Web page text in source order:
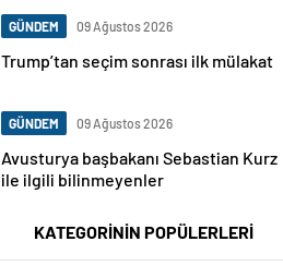
GÜNDEM 09 Ağustos 2026
Trump’tan seçim sonrası ilk mülakat
GÜNDEM 09 Ağustos 2026
Avusturya başbakanı Sebastian Kurz
ile ilgili bilinmeyenler
KATEGORİNİN POPÜLERLERİ